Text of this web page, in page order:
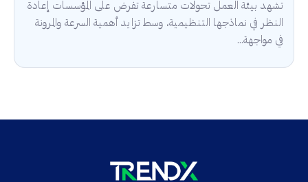
تشهد بيئة العمل تحولات متسارعة تفرض على المؤسسات إعادة
النظر في نماذجها التنظيمية، وسط تزايد أهمية السرعة والمرونة
في مواجهة...